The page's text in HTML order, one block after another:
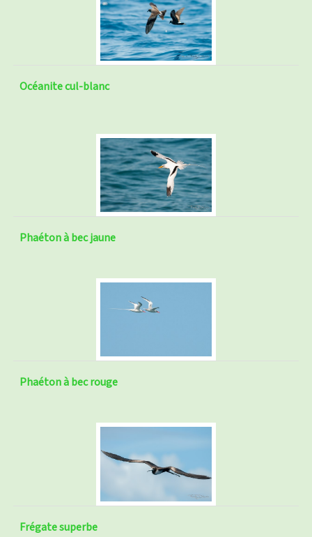
Océanite cul-blanc
Phaéton à bec jaune
Phaéton à bec rouge
Frégate superbe